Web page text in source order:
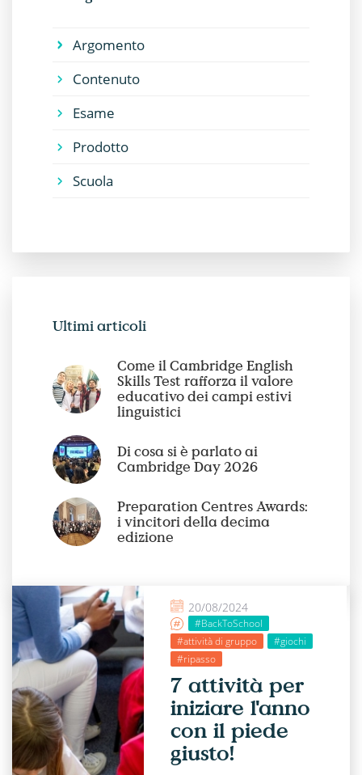
Argomento
Contenuto
Esame
Prodotto
Scuola
Ultimi articoli
Come il Cambridge English
Skills Test rafforza il valore
educativo dei campi estivi
linguistici
Di cosa si è parlato ai
Cambridge Day 2026
Preparation Centres Awards:
i vincitori della decima
edizione
20/08/2024
#BackToSchool
#attività di gruppo
#giochi
#ripasso
7 attività per
iniziare l'anno
con il piede
giusto!